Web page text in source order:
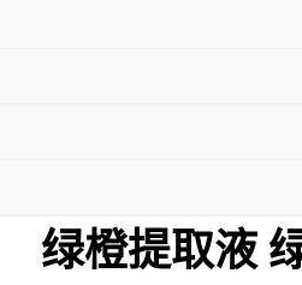
绿橙提取液